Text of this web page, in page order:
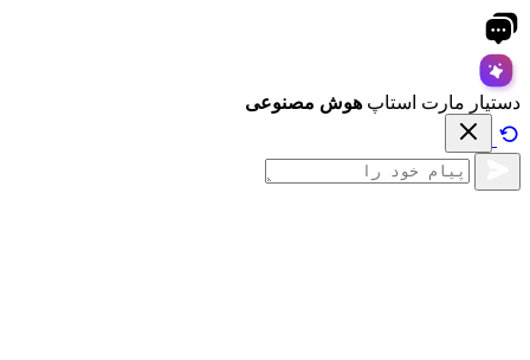
دستیار مارت استاپ هوش مصنوعی